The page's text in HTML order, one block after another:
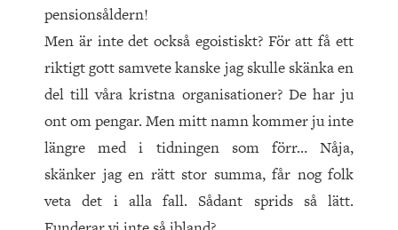
pensionsåldern!
Men är inte det också egoistiskt? För att få ett
riktigt gott samvete kanske jag skulle skänka en
del till våra kristna organisationer? De har ju
ont om pengar. Men mitt namn kommer ju inte
längre med i tidningen som förr… Nåja,
skänker jag en rätt stor summa, får nog folk
veta det i alla fall. Sådant sprids så lätt.